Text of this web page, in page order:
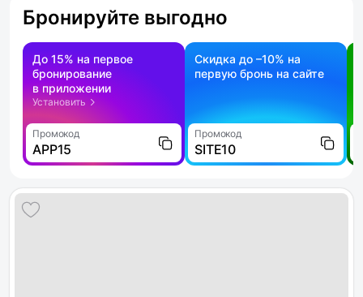
Бронируйте выгодно
До 15% на первое
бронирование
в приложении
Установить
Промокод
APP15
Скидка до –10% на
первую бронь на сайте
Промокод
SITE10